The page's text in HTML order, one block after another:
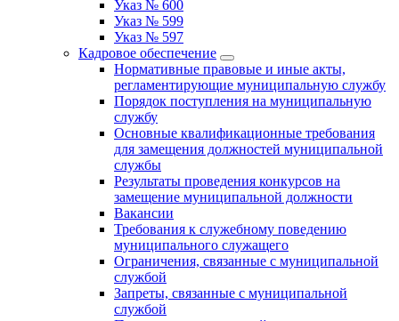
Указ № 600
Указ № 599
Указ № 597
Кадровое обеспечение
Нормативные правовые и иные акты,
регламентирующие муниципальную службу
Порядок поступления на муниципальную
службу
Основные квалификационные требования
для замещения должностей муниципальной
службы
Результаты проведения конкурсов на
замещение муниципальной должности
Вакансии
Требования к служебному поведению
муниципального служащего
Ограничения, связанные с муниципальной
службой
Запреты, связанные с муниципальной
службой